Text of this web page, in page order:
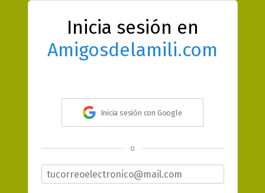
Inicia sesión en
Amigosdelamili.com
Inicia sesión con Google
o